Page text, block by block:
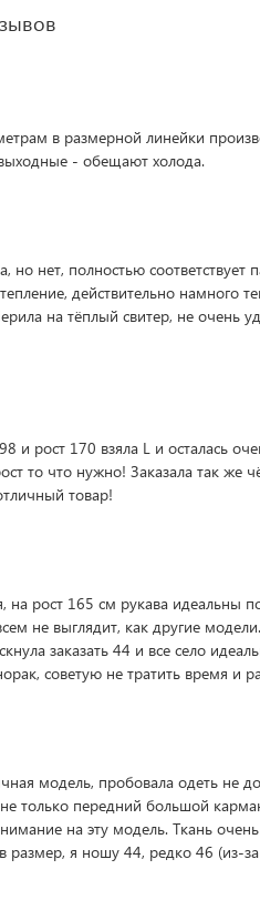
в размерной линейки
- обещают холода.
но нет, полностью
действительно намного
на тёплый свитер, не очень
рост 170 взяла L и осталась
то что нужно! Заказала так
товар!
на рост 165 см рукава идеальны
не выглядит, как другие
заказать 44 и все село
советую не тратить время и
модель, пробовала одеть не
только передний большой
на эту модель. Ткань
я ношу 44, редко 46 (из-